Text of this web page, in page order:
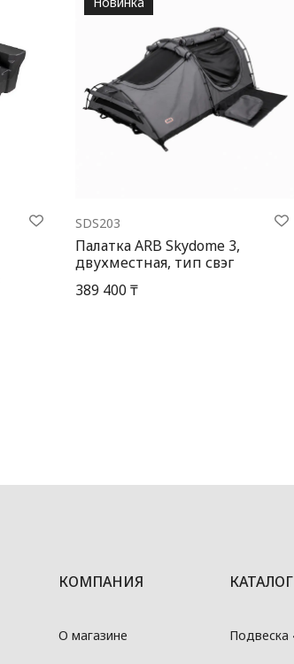
SDS203
Палатка ARB Skydome 3,
двухместная, тип свэг
389 400 ₸
КОМПАНИЯ
О магазине
КАТАЛОГ
Подвеска